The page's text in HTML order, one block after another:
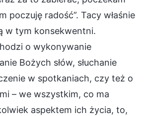
poczuję radość”. Tacy właśnie
w tym konsekwentni.
o wykonywanie
Bożych słów, słuchanie
w spotkaniach, czy też o
– we wszystkim, co ma
aspektem ich życia, to,